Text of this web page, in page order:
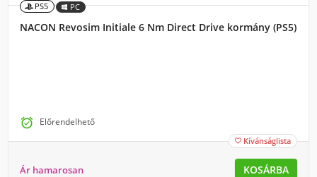
PS5 PC
NACON Revosim Initiale 6 Nm Direct Drive kormány (PS5)
 Előrendelhető
 Kívánságlista
Ár hamarosan KOSÁRBA